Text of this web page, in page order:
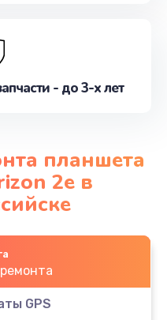
- до 3-х лет
планшета
2e в
GPS